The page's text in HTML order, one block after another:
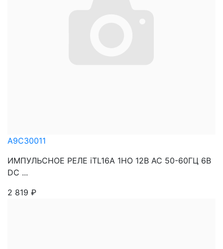
A9C30011
ИМПУЛЬСНОЕ РЕЛЕ iTL16A 1НО 12В АС 50-60ГЦ 6В
DC ...
2 819 ₽